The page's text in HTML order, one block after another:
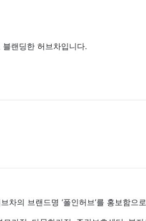
랜딩한 허브차입니다.
의 브랜드명 ‘폴인허브’를 홍보함으